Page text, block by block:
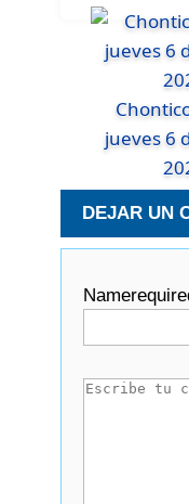
jueves 6
DEJAR UN
Name